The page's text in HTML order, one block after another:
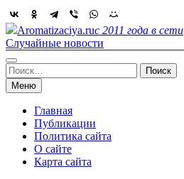
Skip
to
content
Aromatizaciya.ruс 2011 года в сети
Случайные новости
Найти:
Меню
Главная
Публикации
Политика сайта
О сайте
Карта сайта